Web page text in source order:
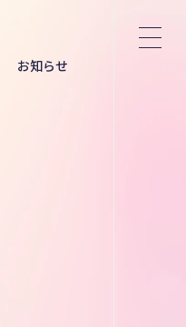
お知らせ